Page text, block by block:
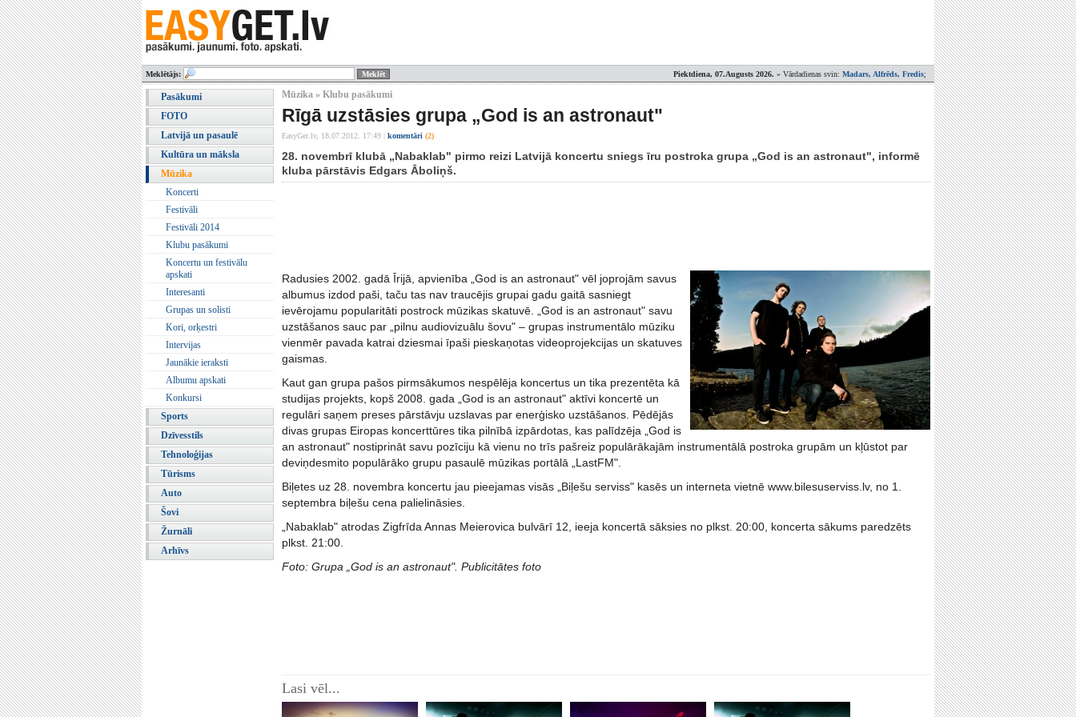
Piektdiena, 07.Augusts 2026. » Vārdadienas svin: Madars, Alfrēds, Fredis;
Meklētājs:
Pasākumi
FOTO
Latvijā un pasaulē
Kultūra un māksla
Mūzika
Koncerti
Festivāli
Festivāli 2014
Klubu pasākumi
Koncertu un festivālu
apskati
Interesanti
Grupas un solisti
Kori, orķestri
Intervijas
Jaunākie ieraksti
Albumu apskati
Konkursi
Sports
Dzīvesstils
Tehnoloģijas
Tūrisms
Auto
Šovi
Žurnāli
Arhīvs
Mūzika » Klubu pasākumi
Rīgā uzstāsies grupa „God is an astronaut"
EasyGet.lv, 18.07.2012. 17:49 komentāri (2)
28. novembrī klubā „Nabaklab" pirmo reizi Latvijā koncertu sniegs īru postroka grupa „God is an astronaut", informē
kluba pārstāvis Edgars Āboliņš.
Radusies 2002. gadā Īrijā, apvienība „God is an astronaut" vēl joprojām savus
albumus izdod paši, taču tas nav traucējis grupai gadu gaitā sasniegt
ievērojamu popularitāti postrock mūzikas skatuvē. „God is an astronaut" savu
uzstāšanos sauc par „pilnu audiovizuālu šovu" – grupas instrumentālo mūziku
vienmēr pavada katrai dziesmai īpaši pieskaņotas videoprojekcijas un skatuves
gaismas.
Kaut gan grupa pašos pirmsākumos nespēlēja koncertus un tika prezentēta kā
studijas projekts, kopš 2008. gada „God is an astronaut" aktīvi koncertē un
regulāri saņem preses pārstāvju uzslavas par enerģisko uzstāšanos. Pēdējās
divas grupas Eiropas koncerttūres tika pilnībā izpārdotas, kas palīdzēja „God is
an astronaut" nostiprināt savu pozīciju kā vienu no trīs pašreiz populārākajām instrumentālā postroka grupām un kļūstot par
deviņdesmito populārāko grupu pasaulē mūzikas portālā „LastFM".
Biļetes uz 28. novembra koncertu jau pieejamas visās „Biļešu serviss" kasēs un interneta vietnē www.bilesuserviss.lv, no 1.
septembra biļešu cena palielināsies.
„Nabaklab" atrodas Zigfrīda Annas Meierovica bulvārī 12, ieeja koncertā sāksies no plkst. 20:00, koncerta sākums paredzēts
plkst. 21:00.
Foto: Grupa „God is an astronaut". Publicitātes foto
Lasi vēl...